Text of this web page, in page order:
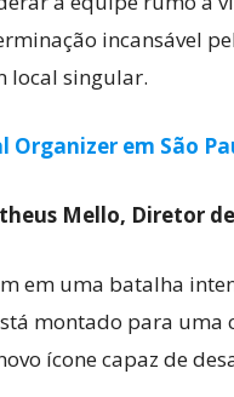
incansável
local singular.
Organizer em São
Mello, Diretor de
em uma batalha
montado para uma
ícone capaz de